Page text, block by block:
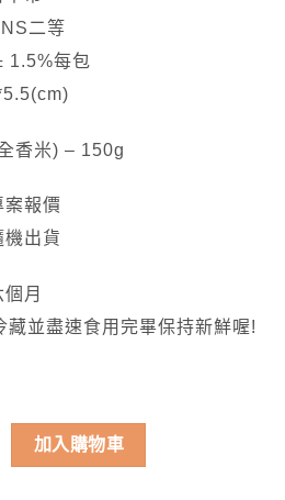
二等
1.5%每包
香米) – 150g
案報價
機出貨
月
藏並盡速食用完畢保持新鮮喔!
加入購物車